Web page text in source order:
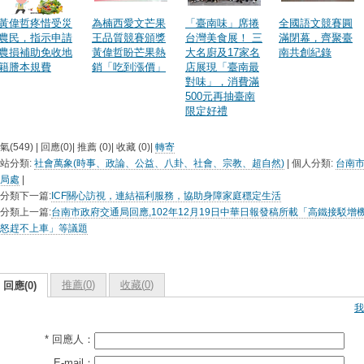
偉哲疼惜受災
民，指示申請
損補助免收地
謄本規費
為楠西愛文芒果
王品質競賽頒獎
黃偉哲盼芒果熱
銷「吃到漲價」
「臺南味」席捲
台灣美食展！ 三
大名廚及17家名
店展現「臺南最
對味」，消費滿
500元再抽臺南
限定好禮
全國語文競賽圓
滿閉幕，齊聚臺
南共創紀錄
(549) | 回應(0)| 推薦 (0)| 收藏 (0)| 轉寄
分類: 社會萬象(時事、政論、公益、八卦、社會、宗教、超自然) | 個人分類: 台南
處
類下一篇: ICF關心訪視，連結福利服務，協助身障家庭穩定生活
類上一篇:台南市政府交通局回應,102年12月19日中華日報發稿所載「高鐵接駁增
趕不上車」等議題
回應(0) 推薦(0) 收藏(0)
* 回應人：